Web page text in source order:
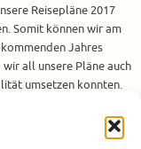
Reisepläne 2017
Somit können wir am
Jahres
wir all unsere Pläne auch
umsetzen konnten.
direkt unsere
Travel